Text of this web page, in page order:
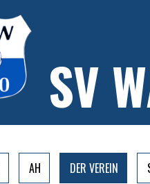
SV
AH DER VEREIN